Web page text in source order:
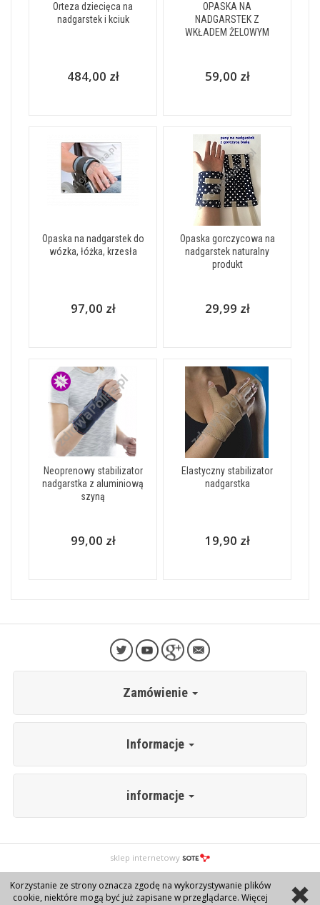
Orteza dziecięca na
nadgarstek i kciuk
484,00 zł
OPASKA NA
NADGARSTEK Z
WKŁADEM ŻELOWYM
59,00 zł
Opaska na nadgarstek do
wózka, łóżka, krzesła
97,00 zł
Opaska gorczycowa na
nadgarstek naturalny
produkt
29,99 zł
Neoprenowy stabilizator
nadgarstka z aluminiową
szyną
99,00 zł
Elastyczny stabilizator
nadgarstka
19,90 zł
Zamówienie
Informacje
informacje
sklep internetowy
Korzystanie ze strony oznacza zgodę na wykorzystywanie plików
cookie, niektóre mogą być już zapisane w przeglądarce. Więcej